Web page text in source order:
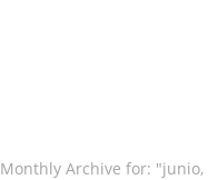
Monthly Archive for: "junio,